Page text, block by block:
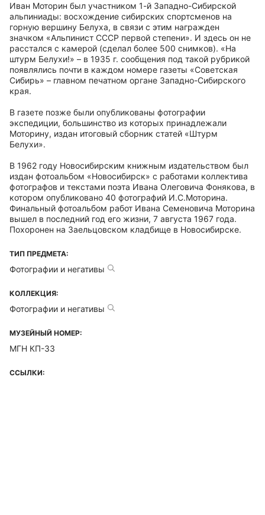
Иван Моторин был участником 1-й Западно-Сибирской
альпиниады: восхождение сибирских спортсменов на
горную вершину Белуха, в связи с этим награжден
значком «Альпинист СССР первой степени». И здесь он не
расстался с камерой (сделал более 500 снимков). «На
штурм Белухи!» – в 1935 г. сообщения под такой рубрикой
появлялись почти в каждом номере газеты «Советская
Сибирь» – главном печатном органе Западно-Сибирского
края.
В газете позже были опубликованы фотографии
экспедиции, большинство из которых принадлежали
Моторину, издан итоговый сборник статей «Штурм
Белухи».
В 1962 году Новосибирским книжным издательством был
издан фотоальбом «Новосибирск» с работами коллектива
фотографов и текстами поэта Ивана Олеговича Фонякова, в
котором опубликовано 40 фотографий И.С.Моторина.
Финальный фотоальбом работ Ивана Семеновича Моторина
вышел в последний год его жизни, 7 августа 1967 года.
Похоронен на Заельцовском кладбище в Новосибирске.
ТИП ПРЕДМЕТА:
Фотографии и негативы
КОЛЛЕКЦИЯ:
Фотографии и негативы
МУЗЕЙНЫЙ НОМЕР:
МГН КП-33
ССЫЛКИ: